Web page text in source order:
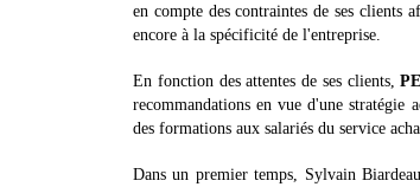
en compte des contraintes de ses clients
encore à la spécificité de l'entreprise.
En fonction des attentes de ses clients,
recommandations en vue d'une stratégie
des formations aux salariés du service
Dans un premier temps, Sylvain